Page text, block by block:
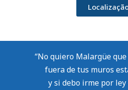
“No quiero Malargüe
fuera de tus muros
y si debo irme por